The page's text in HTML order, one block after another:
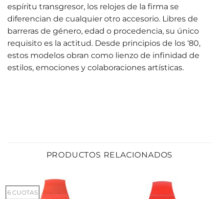
espíritu transgresor, los relojes de la firma se
diferencian de cualquier otro accesorio. Libres de
barreras de género, edad o procedencia, su único
requisito es la actitud. Desde principios de los ‘80,
estos modelos obran como lienzo de infinidad de
estilos, emociones y colaboraciones artísticas.
PRODUCTOS RELACIONADOS
6 CUOTAS